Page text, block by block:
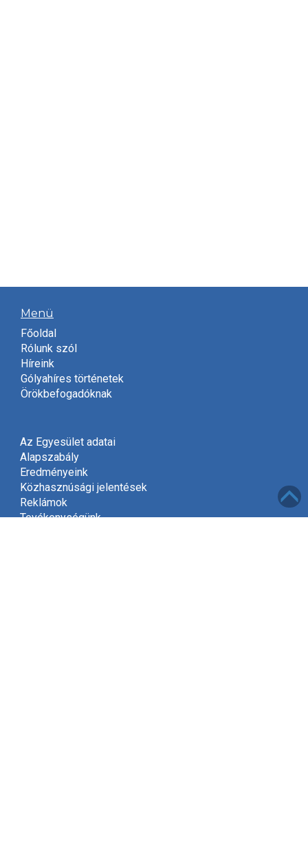
Menü
Főoldal
Rólunk szól
Híreink
Gólyahíres történetek
Örökbefogadóknak
Az Egyesület adatai
Alapszabály
Eredményeink
Közhasznúsági jelentések
Reklámok
Tevékenységünk